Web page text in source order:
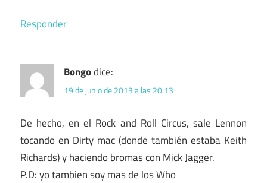
Responder
Bongodice:
19 de junio de 2013 a las 20:13
De hecho, en el Rock and Roll Circus, sale Lennon
tocando en Dirty mac (donde también estaba Keith
Richards) y haciendo bromas con Mick Jagger.
P.D: yo tambien soy mas de los Who